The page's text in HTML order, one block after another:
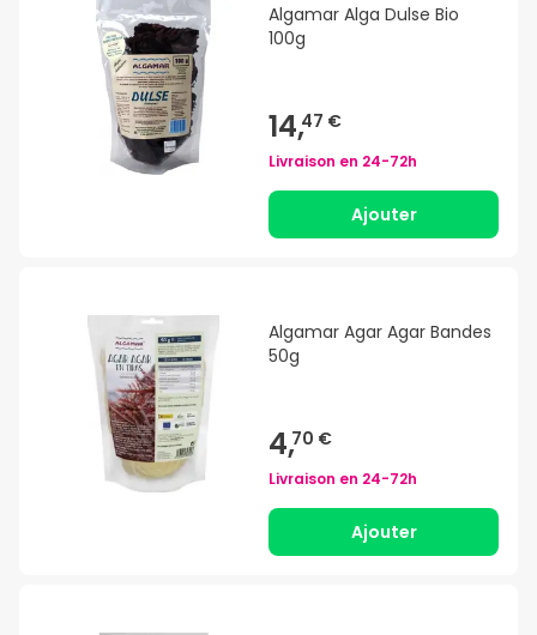
Algamar Alga Dulse Bio
100g
14,47 €
Livraison en 24-72h
Ajouter
Algamar Agar Agar Bandes
50g
4,70 €
Livraison en 24-72h
Ajouter